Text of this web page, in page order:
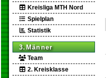
Kreisliga MTH Nord
Spielplan
Statistik
3.Männer
Team
2. Kreisklasse